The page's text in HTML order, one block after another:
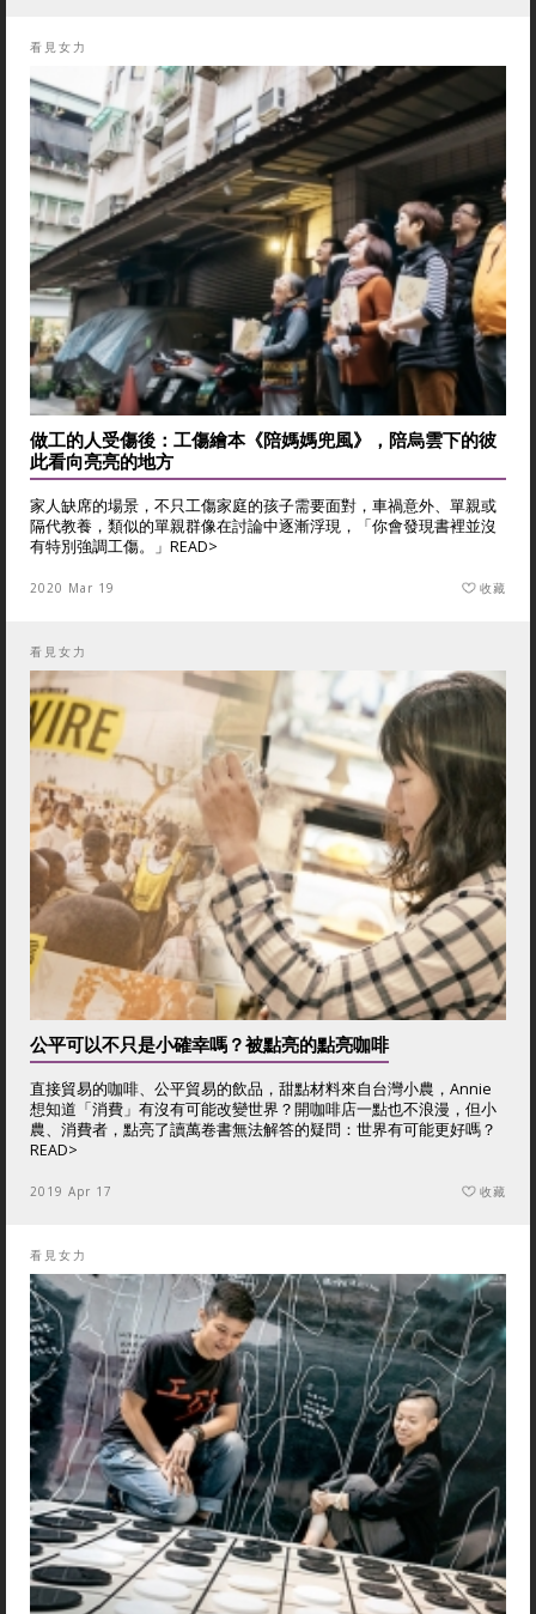
看見女力
做工的人受傷後：工傷繪本《陪媽媽兜風》，陪烏雲下的彼
此看向亮亮的地方
家人缺席的場景，不只工傷家庭的孩子需要面對，車禍意外、單親或
隔代教養，類似的單親群像在討論中逐漸浮現，「你會發現書裡並沒
有特別強調工傷。」 READ>
2020 Mar 19 收藏
看見女力
公平可以不只是小確幸嗎？被點亮的點亮咖啡
直接貿易的咖啡、公平貿易的飲品，甜點材料來自台灣小農，Annie
想知道「消費」有沒有可能改變世界？開咖啡店一點也不浪漫，但小
農、消費者，點亮了讀萬卷書無法解答的疑問：世界有可能更好嗎？
READ>
2019 Apr 17 收藏
看見女力